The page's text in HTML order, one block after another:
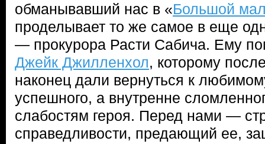
обманывавший нас в «Большой
проделывает то же самое в еще
— прокурора Расти Сабича. Ему
Джейк Джилленхол, которому
наконец дали вернуться к
успешного, а внутренне
слабостям героя. Перед нами —
справедливости, предающий ее,